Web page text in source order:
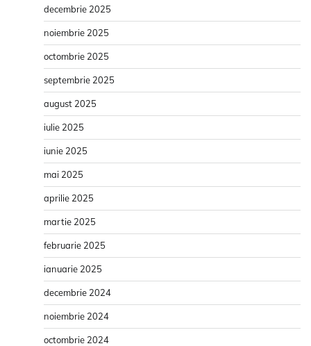
decembrie 2025
noiembrie 2025
octombrie 2025
septembrie 2025
august 2025
iulie 2025
iunie 2025
mai 2025
aprilie 2025
martie 2025
februarie 2025
ianuarie 2025
decembrie 2024
noiembrie 2024
octombrie 2024